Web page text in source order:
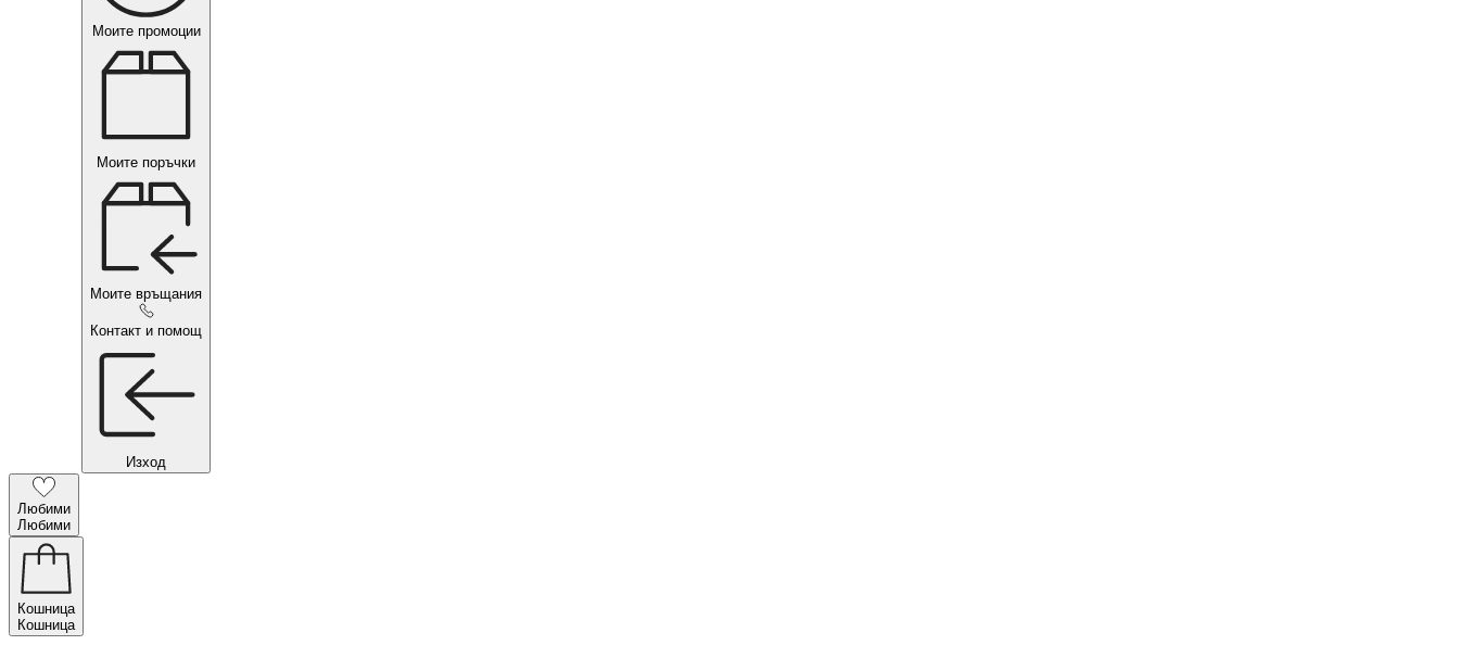
Моите промоции
Моите поръчки
Моите връщания
Контакт и помощ
Изход
Любими
Любими
Кошница
Кошница